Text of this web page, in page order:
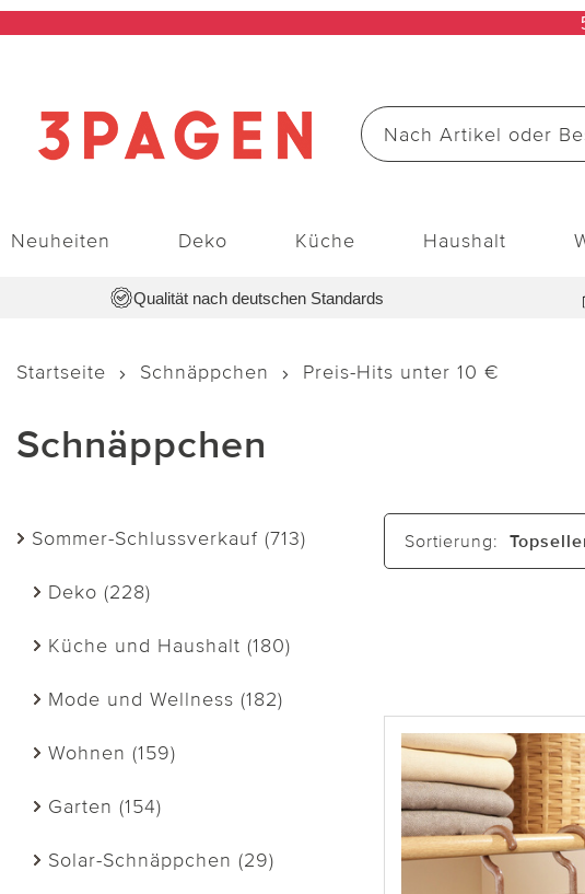
Neuheiten Deko Küche Haushalt
Qualität nach deutschen Standards
Startseite Schnäppchen Preis-Hits unter 10 €
Schnäppchen
Sommer-Schlussverkauf (713)
Deko (228)
Küche und Haushalt (180)
Mode und Wellness (182)
Wohnen (159)
Garten (154)
Solar-Schnäppchen (29)
Sortierung: